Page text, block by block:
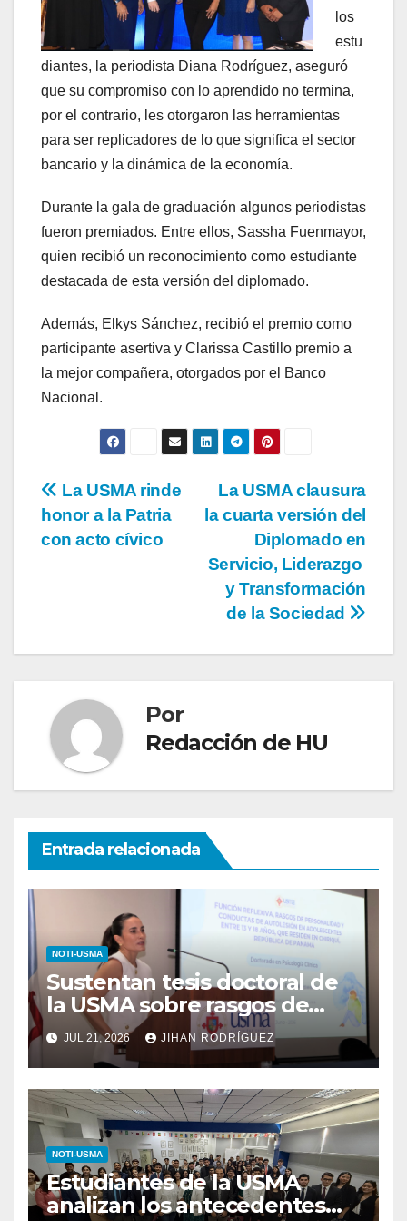
los
estu
diantes, la periodista Diana Rodríguez, aseguró
que su compromiso con lo aprendido no termina,
por el contrario, les otorgaron las herramientas
para ser replicadores de lo que significa el sector
bancario y la dinámica de la economía.
Durante la gala de graduación algunos periodistas
fueron premiados. Entre ellos, Sassha Fuenmayor,
quien recibió un reconocimiento como estudiante
destacada de esta versión del diplomado.
Además, Elkys Sánchez, recibió el premio como
participante asertiva y Clarissa Castillo premio a
la mejor compañera, otorgados por el Banco
Nacional.
La USMA clausura
la cuarta versión del
Diplomado en
Servicio, Liderazgo
y Transformación
de la Sociedad
La USMA rinde
honor a la Patria
con acto cívico
Por
Redacción de HU
Entrada relacionada
NOTI-USMA
Sustentan tesis doctoral de
la USMA sobre rasgos de
personalidad y conductas de
autolesión en adolescentes
JUL 21, 2026 JIHAN RODRÍGUEZ
NOTI-USMA
Estudiantes de la USMA
analizan los antecedentes